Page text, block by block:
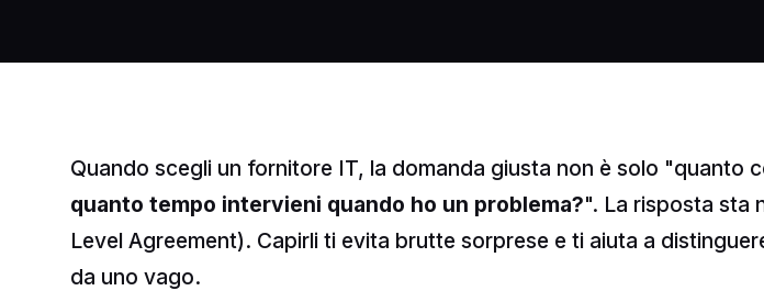
Quando scegli un fornitore IT, la domanda giusta non è solo "quanto
quanto tempo intervieni quando ho un problema?". La risposta sta
Level Agreement). Capirli ti evita brutte sorprese e ti aiuta a
da uno vago.